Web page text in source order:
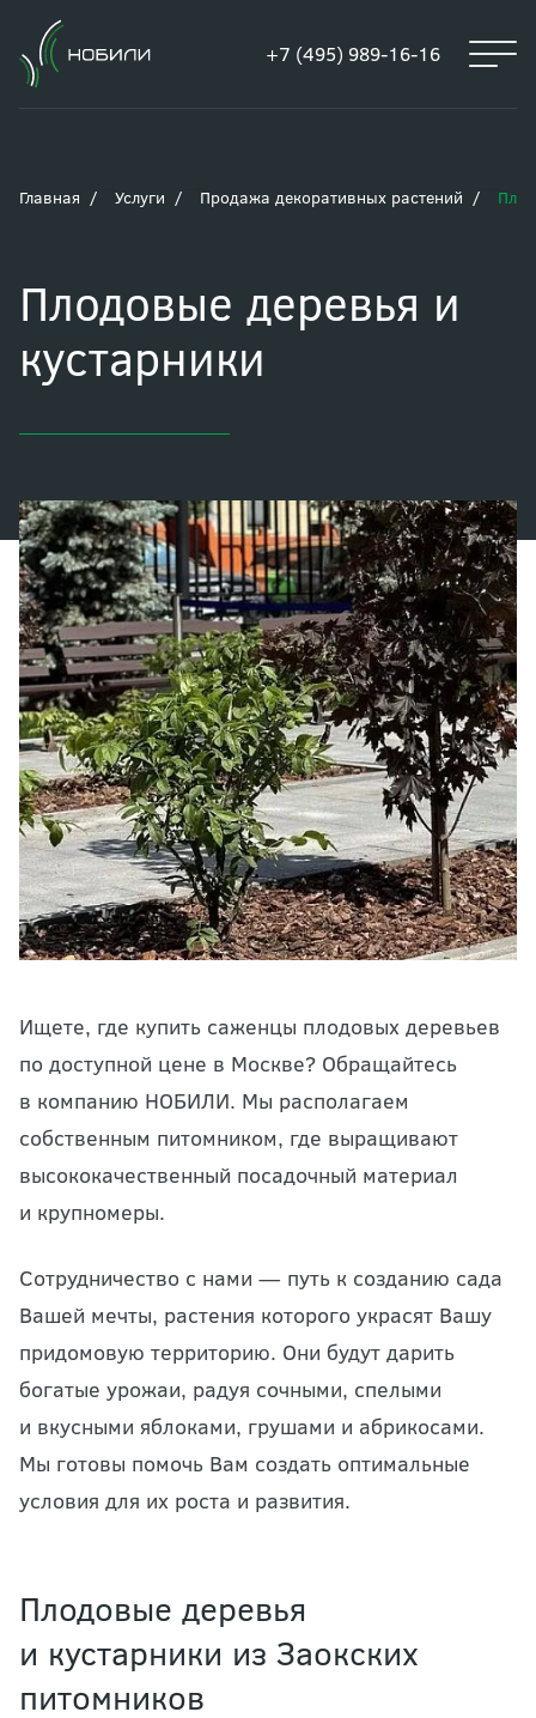
+7 (495) 989-16-16
Главная Услуги Продажа декоративных растений
Плодовые деревья и
кустарники
Ищете, где купить саженцы плодовых деревьев
по доступной цене в Москве? Обращайтесь
в компанию НОБИЛИ. Мы располагаем
собственным питомником, где выращивают
высококачественный посадочный материал
и крупномеры.
Сотрудничество с нами — путь к созданию сада
Вашей мечты, растения которого украсят Вашу
придомовую территорию. Они будут дарить
богатые урожаи, радуя сочными, спелыми
и вкусными яблоками, грушами и абрикосами.
Мы готовы помочь Вам создать оптимальные
условия для их роста и развития.
Плодовые деревья
и кустарники из Заокских
питомников